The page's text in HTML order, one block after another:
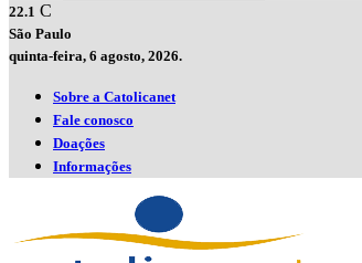
22.1 C
São Paulo
quinta-feira, 6 agosto, 2026.
Sobre a Catolicanet
Fale conosco
Doações
Informações